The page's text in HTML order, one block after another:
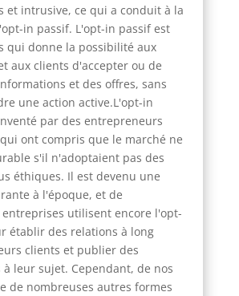
et intrusive, ce qui a conduit à la
in passif. L'opt-in passif est
qui donne la possibilité aux
aux clients d'accepter ou de
et des offres, sans
une action active.L'opt-in
par des entrepreneurs
ont compris que le marché ne
s'il n'adoptaient pas des
éthiques. Il est devenu une
à l'époque, et de
utilisent encore l'opt-
établir des relations à long
clients et publier des
leur sujet. Cependant, de nos
de nombreuses autres formes